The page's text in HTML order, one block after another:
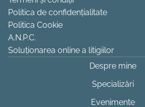
Despre mine
Specializări
Evenimente
Politica de confidențialitate
Politica Cookie
A.N.P.C.
Soluționarea online a litigiilor